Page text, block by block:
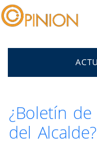
¿Boletín
del Alcalde?